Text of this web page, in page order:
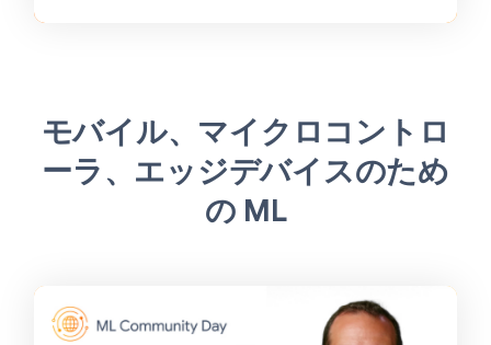
モバイル、マイクロコントロ
ーラ、エッジデバイスのため
の ML